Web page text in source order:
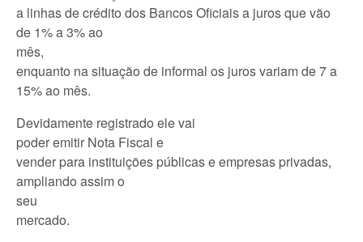
a linhas de crédito dos Bancos Oficiais a juros que vão
de 1% a 3% ao
mês,
enquanto na situação de informal os juros variam de 7 a
15% ao mês.
Devidamente registrado ele vai
poder emitir Nota Fiscal e
vender para instituições públicas e empresas privadas,
ampliando assim o
seu
mercado.